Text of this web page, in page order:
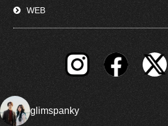
WEB
glimspanky